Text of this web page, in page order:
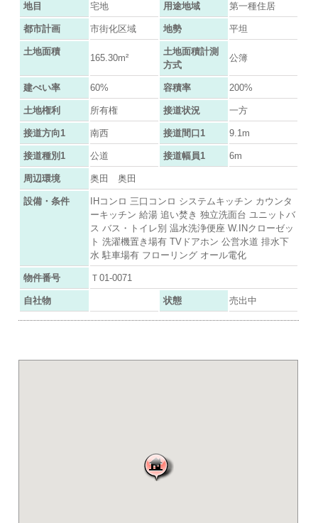
地目 宅地 用途地域 第一種住居
都市計画 市街化区域 地勢 平坦
土地面積
165.30m²
土地面積計測
方式
公簿
建ぺい率 60% 容積率 200%
土地権利 所有権 接道状況 一方
接道方向1 南西 接道間口1 9.1m
接道種別1 公道 接道幅員1 6m
周辺環境 奥田 奥田
設備・条件
IHコンロ 三口コンロ システムキッチン カウンタ
ーキッチン 給湯 追い焚き 独立洗面台 ユニットバ
ス バス・トイレ別 温水洗浄便座 W.INクローゼッ
ト 洗濯機置き場有 TVドアホン 公営水道 排水下
水 駐車場有 フローリング オール電化
物件番号 Ｔ01-0071
自社物 状態 売出中